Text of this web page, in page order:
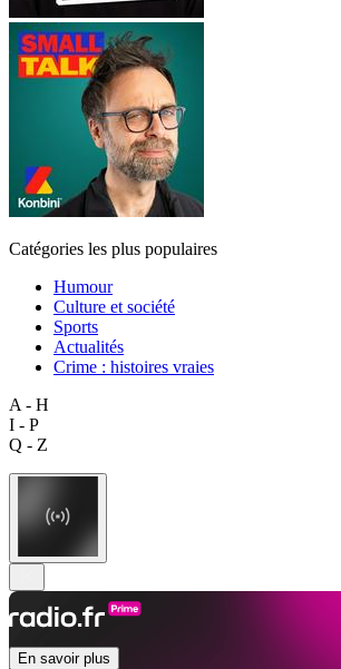
Catégories les plus populaires
Humour
Culture et société
Sports
Actualités
Crime : histoires vraies
A - H
I - P
Q - Z
En savoir plus